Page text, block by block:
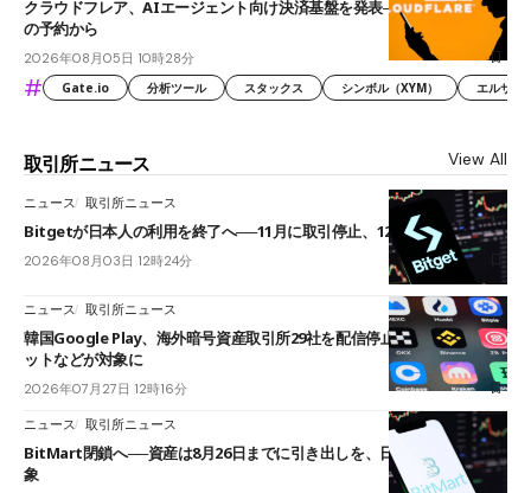
クラウドフレア、AIエージェント向け決済基盤を発表──まずハンドル名
の予約から
2026年08月05日 10時28分
# Gate.io 分析ツール スタックス シンボル（XYM） エルサル
取引所ニュース View All
ニュース 取引所ニュース
Bitgetが日本人の利用を終了へ──11月に取引停止、12月末に強制決済
2026年08月03日 12時24分
ニュース 取引所ニュース
韓国Google Play、海外暗号資産取引所29社を配信停止──OKXやバイビ
ットなどが対象に
2026年07月27日 12時16分
ニュース 取引所ニュース
BitMart閉鎖へ──資産は8月26日までに引き出しを、日本人利用者も対
象